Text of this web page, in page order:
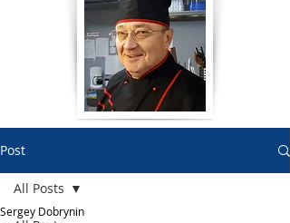
Post
All Posts
Sergey Dobrynin